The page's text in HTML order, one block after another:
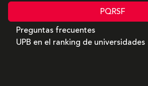
PQRSF
Preguntas frecuentes
UPB en el ranking de universidades